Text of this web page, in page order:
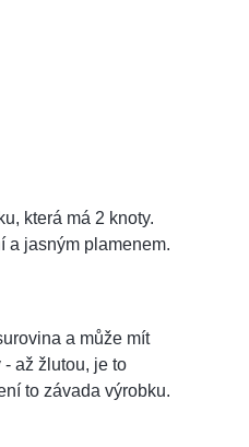
která má 2 knoty.
a jasným plamenem.
a může mít
až žlutou, je to
to závada výrobku.